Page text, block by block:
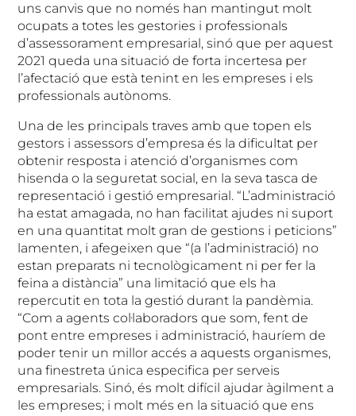
uns canvis que no només han mantingut molt
ocupats a totes les gestories i professionals
d’assessorament empresarial, sinó que per aquest
2021 queda una situació de forta incertesa per
l’afectació que està tenint en les empreses i els
professionals autònoms.
Una de les principals traves amb que topen els
gestors i assessors d’empresa és la dificultat per
obtenir resposta i atenció d’organismes com
hisenda o la seguretat social, en la seva tasca de
representació i gestió empresarial. “L’administració
ha estat amagada, no han facilitat ajudes ni suport
en una quantitat molt gran de gestions i peticions”
lamenten, i afegeixen que “(a l’administració) no
estan preparats ni tecnològicament ni per fer la
feina a distància” una limitació que els ha
repercutit en tota la gestió durant la pandèmia.
“Com a agents col·laboradors que som, fent de
pont entre empreses i administració, hauríem de
poder tenir un millor accés a aquests organismes,
una finestreta única especifica per serveis
empresarials. Sinó, és molt difícil ajudar àgilment a
les empreses; i molt més en la situació que ens